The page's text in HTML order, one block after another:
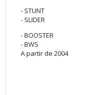
- STUNT
- SLIDER
- BOOSTER
- BWS
A partir de 2004